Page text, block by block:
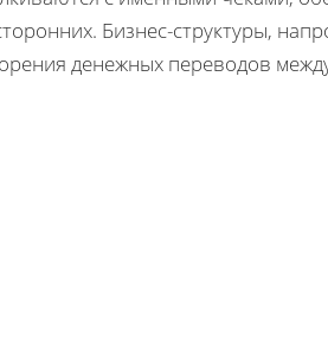
Бизнес-структуры,
денежных переводов